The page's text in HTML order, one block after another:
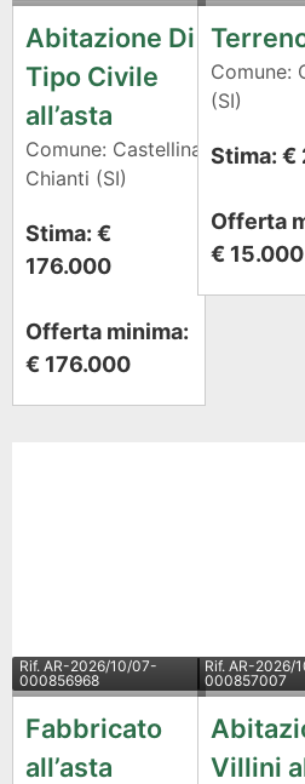
Abitazione Di
Tipo Civile
all’asta
Comune: Castellina in
Chianti (SI)
Stima: €
176.000
Offerta minima:
€ 176.000
Comune:
(SI)
Stima: €
Offerta
€ 15.000
Rif. AR-2026/10/07-
000856968
Fabbricato
all’asta
Rif. AR-2026/
000857007
Villini